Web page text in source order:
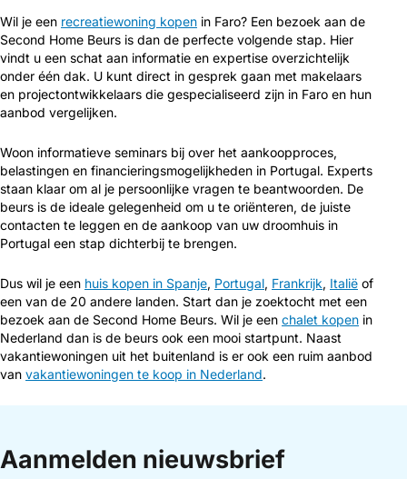
Wil je een recreatiewoning kopen in Faro? Een bezoek aan de
Second Home Beurs is dan de perfecte volgende stap. Hier
vindt u een schat aan informatie en expertise overzichtelijk
onder één dak. U kunt direct in gesprek gaan met makelaars
en projectontwikkelaars die gespecialiseerd zijn in Faro en hun
aanbod vergelijken.
Woon informatieve seminars bij over het aankoopproces,
belastingen en financieringsmogelijkheden in Portugal. Experts
staan klaar om al je persoonlijke vragen te beantwoorden. De
beurs is de ideale gelegenheid om u te oriënteren, de juiste
contacten te leggen en de aankoop van uw droomhuis in
Portugal een stap dichterbij te brengen.
Dus wil je een huis kopen in Spanje, Portugal, Frankrijk, Italië of
een van de 20 andere landen. Start dan je zoektocht met een
bezoek aan de Second Home Beurs. Wil je een chalet kopen in
Nederland dan is de beurs ook een mooi startpunt. Naast
vakantiewoningen uit het buitenland is er ook een ruim aanbod
van vakantiewoningen te koop in Nederland.
Aanmelden nieuwsbrief